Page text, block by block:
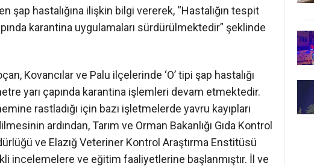
şap hastalığına ilişkin bilgi vererek, “Hastalığın tespit
karantina uygulamaları sürdürülmektedir” şeklinde
Kovancılar ve Palu ilçelerinde ‘O’ tipi şap hastalığı
yarı çapında karantina işlemleri devam etmektedir.
rastladığı için bazı işletmelerde yavru kayıpları
ardından, Tarım ve Orman Bakanlığı Gıda Kontrol
ve Elazığ Veteriner Kontrol Araştırma Enstitüsü
incelemelere ve eğitim faaliyetlerine başlanmıştır. İl ve